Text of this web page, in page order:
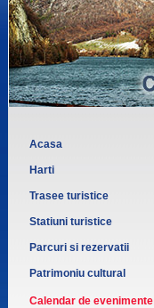
Acasa
Harti
Trasee turistice
Statiuni turistice
Parcuri si rezervatii
Patrimoniu cultural
Calendar de evenimente